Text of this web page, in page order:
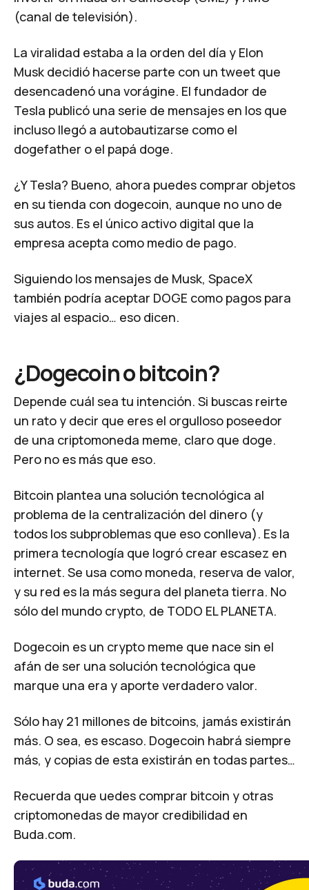
(canal de televisión).
La viralidad estaba a la orden del día y Elon
Musk decidió hacerse parte con un tweet que
desencadenó una vorágine. El fundador de
Tesla publicó una serie de mensajes en los que
incluso llegó a autobautizarse como el
dogefather o el papá doge.
¿Y Tesla? Bueno, ahora puedes comprar objetos
en su tienda con dogecoin, aunque no uno de
sus autos. Es el único activo digital que la
empresa acepta como medio de pago.
Siguiendo los mensajes de Musk, SpaceX
también podría aceptar DOGE como pagos para
viajes al espacio… eso dicen.
¿Dogecoin o bitcoin?
Depende cuál sea tu intención. Si buscas reirte
un rato y decir que eres el orgulloso poseedor
de una criptomoneda meme, claro que doge.
Pero no es más que eso.
Bitcoin plantea una solución tecnológica al
problema de la centralización del dinero (y
todos los subproblemas que eso conlleva). Es la
primera tecnología que logró crear escasez en
internet. Se usa como moneda, reserva de valor,
y su red es la más segura del planeta tierra. No
sólo del mundo crypto, de TODO EL PLANETA.
Dogecoin es un crypto meme que nace sin el
afán de ser una solución tecnológica que
marque una era y aporte verdadero valor.
Sólo hay 21 millones de bitcoins, jamás existirán
más. O sea, es escaso. Dogecoin habrá siempre
más, y copias de esta existirán en todas partes…
Recuerda que uedes comprar bitcoin y otras
criptomonedas de mayor credibilidad en
Buda.com.